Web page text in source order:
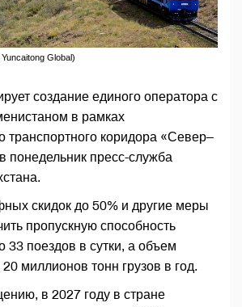
Global)
создание единого оператора с
в рамках
транспортного коридора «Север–
понедельник пресс-служба
скидок до 50% и другие меры
пропускную способность
33 поездов в сутки, а объем
миллионов тонн грузов в год.
в 2027 году в стране